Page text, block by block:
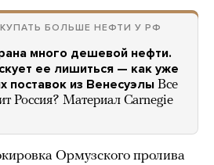
БОЛЬШЕ НЕФТИ У РФ
много дешевой нефти.
ее лишиться — как уже
поставок из Венесуэлы Все
Россия? Материал Carnegie
Ормузского пролива